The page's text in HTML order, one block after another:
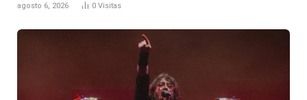
agosto 6, 2026 0 Visitas